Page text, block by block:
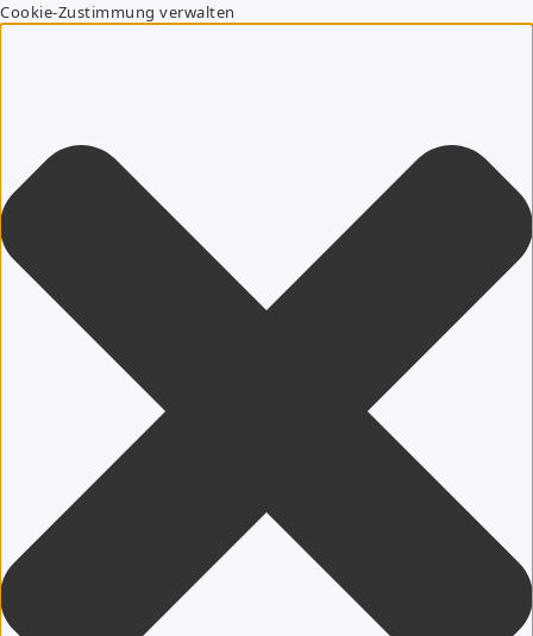
Cookie-Zustimmung verwalten